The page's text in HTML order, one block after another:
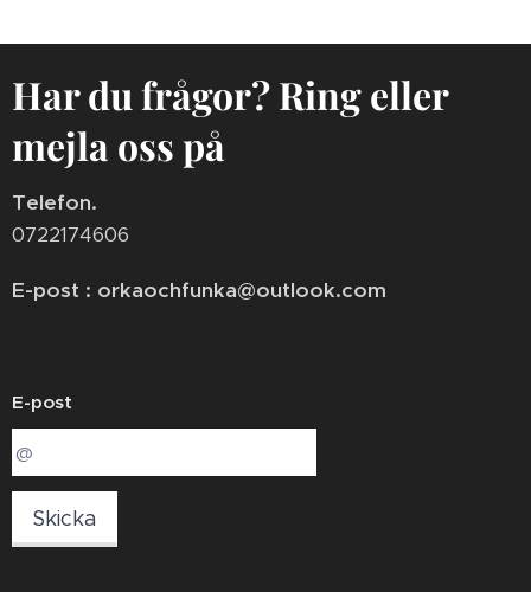
Har du frågor? Ring eller
mejla oss på
Telefon.
0722174606
E-post : orkaochfunka@outlook.com
E-post
Skicka